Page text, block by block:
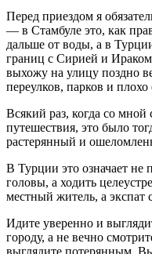
Перед приездом я
— в Стамбуле это, как
дальше от воды, а в
границ с Сирией и
выхожу на улицу поздно
переулков, парков и
Всякий раз, когда со мной
путешествия, это было
растерянный и
В Турции это означает не
головы, а ходить
местный житель, а экспат
Идите уверенно и
городу, а не вечно
выглядите потерянным.